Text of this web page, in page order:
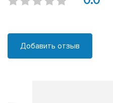
Добавить отзыв